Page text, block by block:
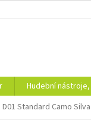
OCHRANY OSOBNÍCH
Hudební
Standard Camo